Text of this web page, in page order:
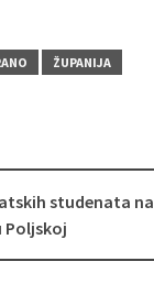
ŽUPANIJA
studenata na
Poljskoj